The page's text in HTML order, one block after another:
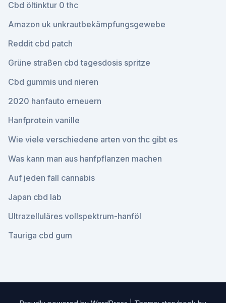
Cbd öltinktur 0 thc
Amazon uk unkrautbekämpfungsgewebe
Reddit cbd patch
Grüne straßen cbd tagesdosis spritze
Cbd gummis und nieren
2020 hanfauto erneuern
Hanfprotein vanille
Wie viele verschiedene arten von thc gibt es
Was kann man aus hanfpflanzen machen
Auf jeden fall cannabis
Japan cbd lab
Ultrazelluläres vollspektrum-hanföl
Tauriga cbd gum